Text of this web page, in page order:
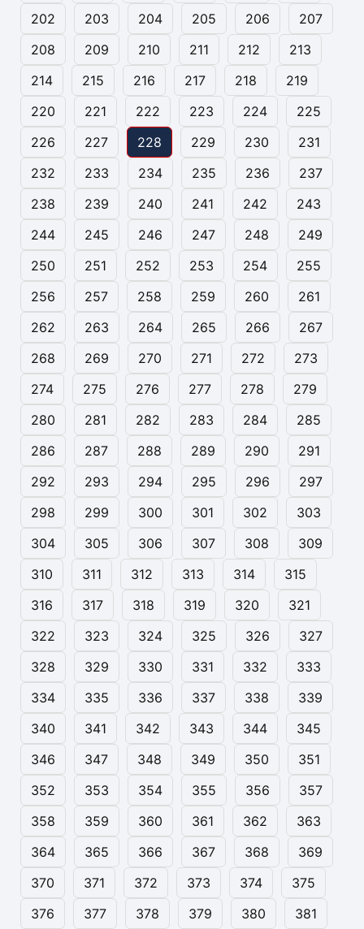
202
203 204 205 206
207
208
209 210 211 212
213
214
215 216 217 218
219
220
221 222 223 224
225
226
227 228 229 230
231
232
233 234 235 236
237
238
239 240 241 242
243
244
245 246 247 248
249
250
251 252 253 254
255
256
257 258 259 260
261
262
263 264 265 266
267
268
269 270 271 272
273
274
275 276 277 278
279
280
281 282 283 284
285
286
287 288 289 290
291
292
293 294 295 296
297
298
299 300 301 302
303
304
305 306 307 308
309
310
311 312 313 314
315
316
317 318 319 320
321
322
323 324 325 326
327
328
329 330 331 332
333
334
335 336 337 338
339
340
341 342 343 344
345
346
347 348 349 350
351
352
353 354 355 356
357
358
359 360 361 362
363
364
365 366 367 368
369
370
371 372 373 374
375
376
377 378 379 380 381